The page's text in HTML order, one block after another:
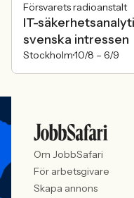
Försvarets radioanstalt
IT-
svenska intressen
Stockholm10/8 – 6/9
Om JobbSafari
För arbetsgivare
Skapa annons